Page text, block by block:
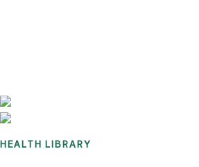
HEALTH LIBRARY